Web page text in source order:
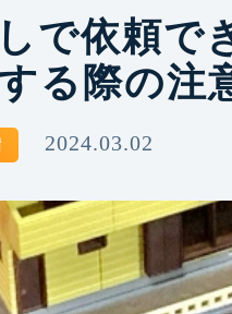
で依頼で
る際の注
2024.03.02